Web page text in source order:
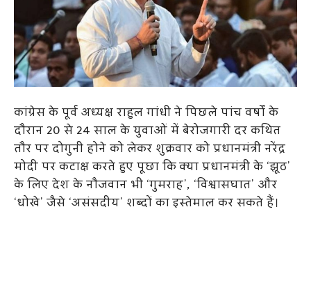
कांग्रेस के पूर्व अध्यक्ष राहुल गांधी ने पिछले पांच वर्षों के
दौरान 20 से 24 साल के युवाओं में बेरोजगारी दर कथित
तौर पर दोगुनी होने को लेकर शुक्रवार को प्रधानमंत्री नरेंद्र
मोदी पर कटाक्ष करते हुए पूछा कि क्या प्रधानमंत्री के ‘झूठ’
के लिए देश के नौजवान भी ‘गुमराह’, ‘विश्वासघात’ और
‘धोखे’ जैसे ‘असंसदीय’ शब्दों का इस्तेमाल कर सकते हैं।